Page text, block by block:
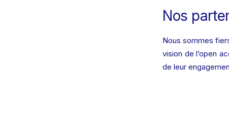
Nos
Nous sommes
vision de l’open
de leur